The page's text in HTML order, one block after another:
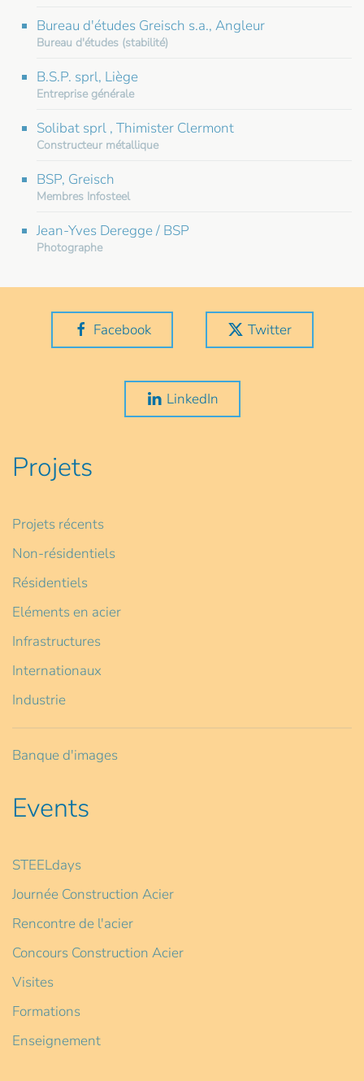
Bureau d'études Greisch s.a., Angleur
Bureau d'études (stabilité)
B.S.P. sprl, Liège
Entreprise générale
Solibat sprl , Thimister Clermont
Constructeur métallique
BSP, Greisch
Membres Infosteel
Jean-Yves Deregge / BSP
Photographe
Facebook Twitter
LinkedIn
Projets
Projets récents
Non-résidentiels
Résidentiels
Eléments en acier
Infrastructures
Internationaux
Industrie
Banque d'images
Events
STEELdays
Journée Construction Acier
Rencontre de l'acier
Concours Construction Acier
Visites
Formations
Enseignement